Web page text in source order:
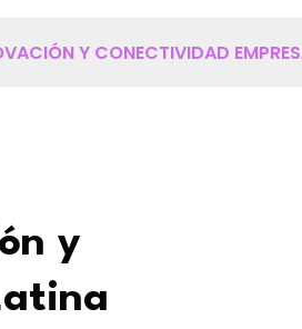
Y CONECTIVIDAD
y